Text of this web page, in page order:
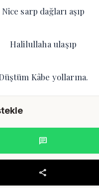
Nice sarp dağları aşıp
Halilullaha ulaşıp
Kâbe yollarına.
chat
share